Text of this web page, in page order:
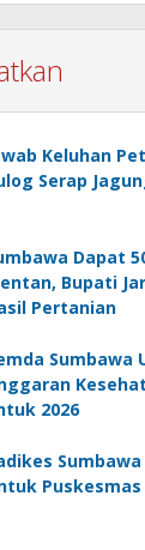
Keluhan
Serap
Dapat
Bupati
Pertanian
Sumbawa
2026